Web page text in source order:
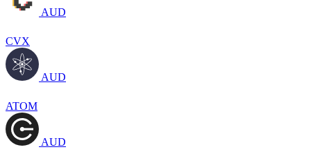
AUD
CVX
AUD
ATOM
AUD